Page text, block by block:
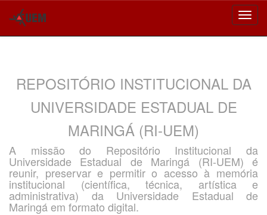
REPOSITÓRIO INSTITUCIONAL DA
UNIVERSIDADE ESTADUAL DE
MARINGÁ (RI-UEM)
A missão do Repositório Institucional da
Universidade Estadual de Maringá (RI-UEM) é
reunir, preservar e permitir o acesso à memória
institucional (científica, técnica, artística e
administrativa) da Universidade Estadual de
Maringá em formato digital.